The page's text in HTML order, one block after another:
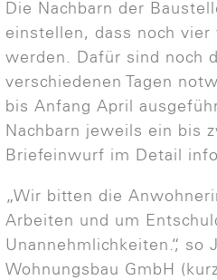
Die Nachbarn der
einstellen, dass noch
werden. Dafür sind noch
verschiedenen Tagen
bis Anfang April
Nachbarn jeweils ein bis
Briefeinwurf im Detail
„Wir bitten die
Arbeiten und um
Unannehmlichkeiten.“,
Wohnungsbau GmbH